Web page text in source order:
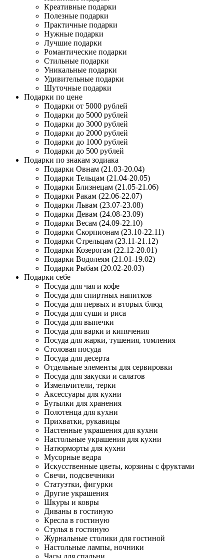
Креативные подарки
Полезные подарки
Практичные подарки
Нужные подарки
Лучшие подарки
Романтические подарки
Стильные подарки
Уникальные подарки
Удивительные подарки
Шуточные подарки
Подарки по цене
Подарки от 5000 рублей
Подарки до 5000 рублей
Подарки до 3000 рублей
Подарки до 2000 рублей
Подарки до 1000 рублей
Подарки до 500 рублей
Подарки по знакам зодиака
Подарки Овнам (21.03-20.04)
Подарки Тельцам (21.04-20.05)
Подарки Близнецам (21.05-21.06)
Подарки Ракам (22.06-22.07)
Подарки Львам (23.07-23.08)
Подарки Девам (24.08-23.09)
Подарки Весам (24.09-22.10)
Подарки Скорпионам (23.10-22.11)
Подарки Стрельцам (23.11-21.12)
Подарки Козерогам (22.12-20.01)
Подарки Водолеям (21.01-19.02)
Подарки Рыбам (20.02-20.03)
Подарки себе
Посуда для чая и кофе
Посуда для спиртных напитков
Посуда для первых и вторых блюд
Посуда для суши и риса
Посуда для выпечки
Посуда для варки и кипячения
Посуда для жарки, тушения, томления
Столовая посуда
Посуда для десерта
Отдельные элементы для сервировки
Посуда для закуски и салатов
Измельчители, терки
Аксессуары для кухни
Бутылки для хранения
Полотенца для кухни
Прихватки, рукавицы
Настенные украшения для кухни
Настольные украшения для кухни
Натюрморты для кухни
Мусорные ведра
Искусственные цветы, корзины с фруктами
Свечи, подсвечники
Статуэтки, фигурки
Другие украшения
Шкуры и ковры
Диваны в гостиную
Кресла в гостиную
Стулья в гостиную
Журнальные столики для гостиной
Настольные лампы, ночники
Часы для спальни